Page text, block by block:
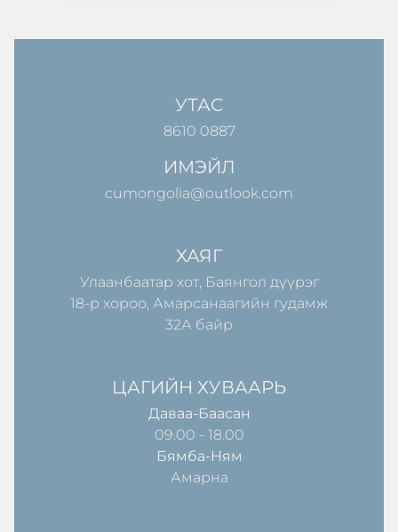
УТАС
8610 0887
ИМЭЙЛ
cumongolia@outlook.com
ХАЯГ
Улаанбаатар хот, Баянгол дүүрэг
18-р хороо, Амарсанаагийн гудамж
32А байр
ЦАГИЙН ХУВААРЬ
Даваа-Баасан
09.00 - 18.00
Бямба-Ням
Амарна